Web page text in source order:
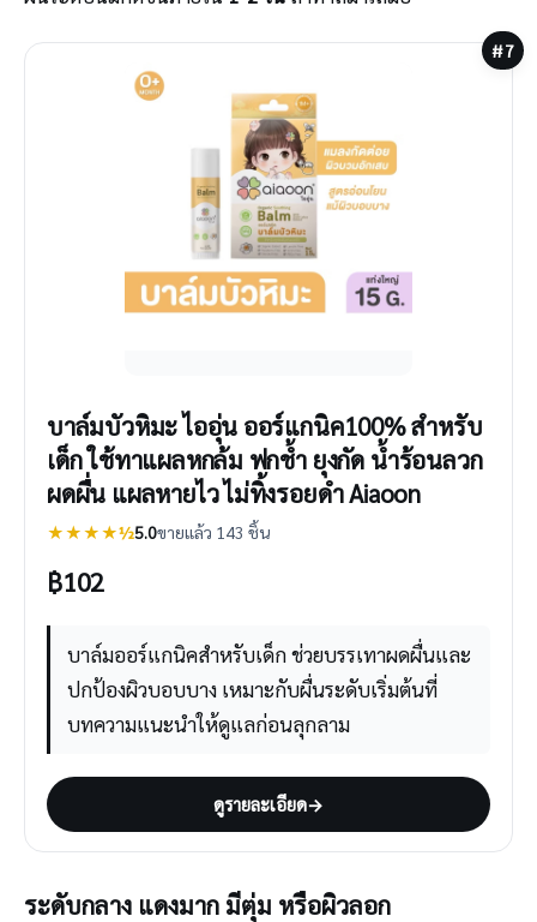
#7
บาล์มบัวหิมะ ไออุ่น ออร์แกนิค100% สำหรับ
เด็ก ใช้ทาแผลหกล้ม ฟกช้ำ ยุงกัด น้ำร้อนลวก
ผดผื่น แผลหายไว ไม่ทิ้งรอยดำ Aiaoon
★★★★½5.0ขายแล้ว 143 ชิ้น
฿102
บาล์มออร์แกนิคสำหรับเด็ก ช่วยบรรเทาผดผื่นและ
ปกป้องผิวบอบบาง เหมาะกับผื่นระดับเริ่มต้นที่
บทความแนะนำให้ดูแลก่อนลุกลาม
ดูรายละเอียด→
ระดับกลาง แดงมาก มีตุ่ม หรือผิวลอก